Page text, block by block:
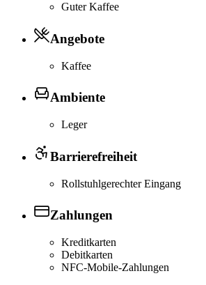
Guter Kaffee
Angebote
Kaffee
Ambiente
Leger
Barrierefreiheit
Rollstuhlgerechter Eingang
Zahlungen
Kreditkarten
Debitkarten
NFC-Mobile-Zahlungen